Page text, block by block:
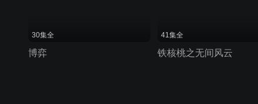
30集全
博弈
41集全
铁核桃之无间风云